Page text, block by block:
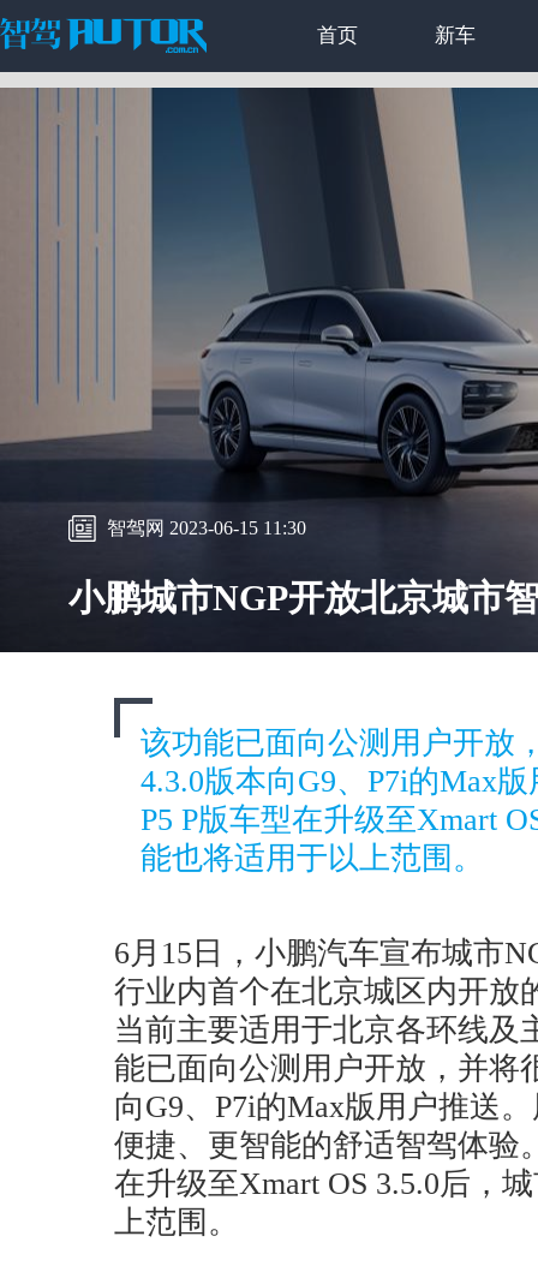
首页 新车
智驾网 2023-06-15 11:30
小鹏城市NGP开放北京城市
该功能已面向公测用户开放
4.3.0版本向G9、P7i的Max
P5 P版车型在升级至Xmart
能也将适用于以上范围。
6月15日，小鹏汽车宣布城市
行业内首个在北京城区内开放
当前主要适用于北京各环线及
能已面向公测用户开放，并将
向G9、P7i的Max版用户推送
便捷、更智能的舒适智驾体验
在升级至Xmart OS 3.5.0后，
上范围。